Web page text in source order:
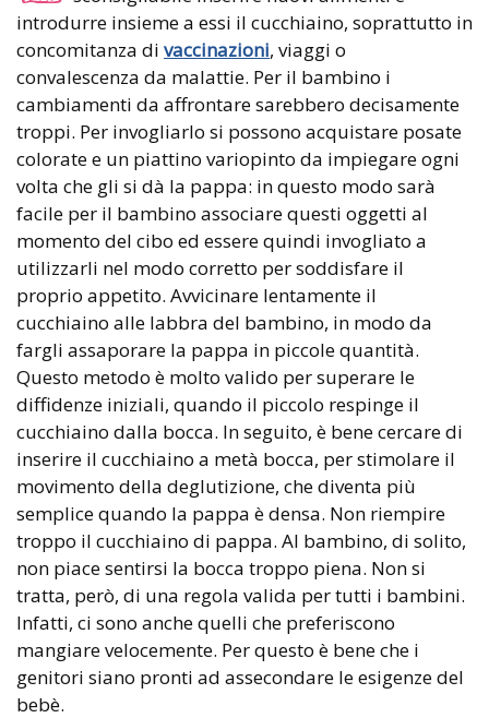
introdurre insieme a essi il cucchiaino, soprattutto in
concomitanza di vaccinazioni, viaggi o
convalescenza da malattie. Per il bambino i
cambiamenti da affrontare sarebbero decisamente
troppi. Per invogliarlo si possono acquistare posate
colorate e un piattino variopinto da impiegare ogni
volta che gli si dà la pappa: in questo modo sarà
facile per il bambino associare questi oggetti al
momento del cibo ed essere quindi invogliato a
utilizzarli nel modo corretto per soddisfare il
proprio appetito. Avvicinare lentamente il
cucchiaino alle labbra del bambino, in modo da
fargli assaporare la pappa in piccole quantità.
Questo metodo è molto valido per superare le
diffidenze iniziali, quando il piccolo respinge il
cucchiaino dalla bocca. In seguito, è bene cercare di
inserire il cucchiaino a metà bocca, per stimolare il
movimento della deglutizione, che diventa più
semplice quando la pappa è densa. Non riempire
troppo il cucchiaino di pappa. Al bambino, di solito,
non piace sentirsi la bocca troppo piena. Non si
tratta, però, di una regola valida per tutti i bambini.
Infatti, ci sono anche quelli che preferiscono
mangiare velocemente. Per questo è bene che i
genitori siano pronti ad assecondare le esigenze del
bebè.